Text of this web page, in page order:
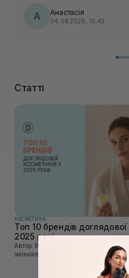
А Анастасія
04.08.2026, 16:43
Статті
КОСМЕТИКА
Топ 10 брендів
2025 році
Автор: Віка Нагорна У сучасному світі, де тренди
змінюються зі швидкістю світла, а
косметики переповнений новими
засобу для себе стає справжнім